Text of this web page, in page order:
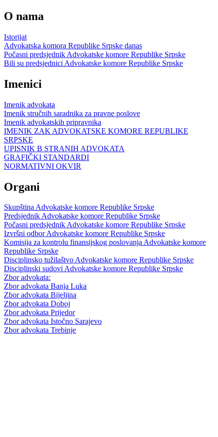
O nama
Istorijat
Advokatska komora Republike Srpske danas
Počasni predsjednik Advokatske komore Republike Srpske
Bili su predsjednici Advokatske komore Republike Srpske
Imenici
Imenik advokata
Imenik stručnih saradnika za pravne poslove
Imenik advokatskih pripravnika
IMENIK ZAK ADVOKATSKE KOMORE REPUBLIKE
SRPSKE
UPISNIK B STRANIH ADVOKATA
GRAFIČKI STANDARDI
NORMATIVNI OKVIR
Organi
Skupština Advokatske komore Republike Srpske
Predsjednik Advokatske komore Republike Srpske
Počasni predsjednik Advokatske komore Republike Srpske
Izvršni odbor Advokatske komore Republike Srpske
Komisija za kontrolu finansijskog poslovanja Advokatske komore
Republike Srpske
Disciplinsko tužilaštvo Advokatske komore Republike Srpske
Disciplinski sudovi Advokatske komore Republike Srpske
Zbor advokata:
Zbor advokata Banja Luka
Zbor advokata Bijeljina
Zbor advokata Doboj
Zbor advokata Prijedor
Zbor advokata Istočno Sarajevo
Zbor advokata Trebinje